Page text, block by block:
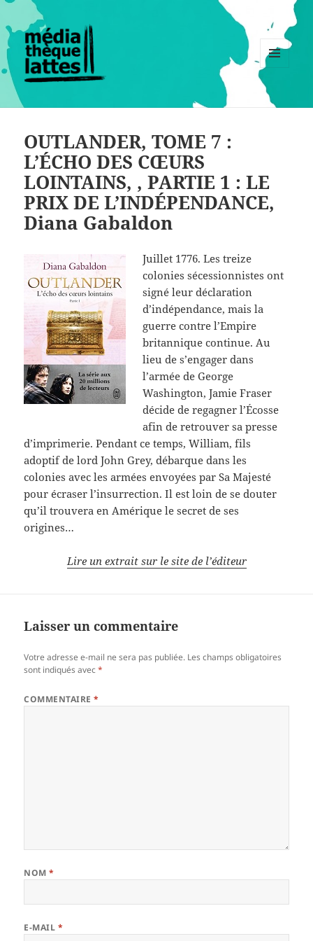
MENU
WIDGETS
OUTLANDER, TOME 7 :
L’ÉCHO DES CŒURS
LOINTAINS, , PARTIE 1 : LE
PRIX DE L’INDÉPENDANCE,
Diana Gabaldon
Juillet 1776. Les treize
colonies sécessionnistes ont
signé leur déclaration
d’indépendance, mais la
guerre contre l’Empire
britannique continue. Au
lieu de s’engager dans
l’armée de George
Washington, Jamie Fraser
décide de regagner l’Écosse
afin de retrouver sa presse
d’imprimerie. Pendant ce temps, William, fils
adoptif de lord John Grey, débarque dans les
colonies avec les armées envoyées par Sa Majesté
pour écraser l’insurrection. Il est loin de se douter
qu’il trouvera en Amérique le secret de ses
origines…
Lire un extrait sur le site de l’éditeur
Laisser un commentaire
Votre adresse e-mail ne sera pas publiée. Les champs obligatoires
sont indiqués avec*
COMMENTAIRE*
NOM*
E-MAIL *